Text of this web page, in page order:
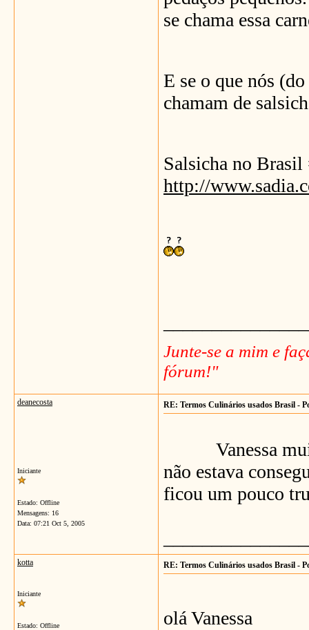
se chama essa
E se o que nós
chamam de
Salsicha no Brasil
http://
Junte-se a mim e
fórum!"
deanecosta
Iniciante
Estado: Offline
Mensagens: 16
Data: 07:21 Oct 5, 2005
RE: Termos Culinários usados Brasil -
Vanessa muito
não estava
ficou um pouco
kotta
Iniciante
Estado: Offline
RE: Termos Culinários usados Brasil -
olá Vanessa